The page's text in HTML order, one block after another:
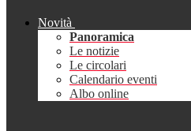
Novità
Panoramica
Le notizie
Le circolari
Calendario eventi
Albo online